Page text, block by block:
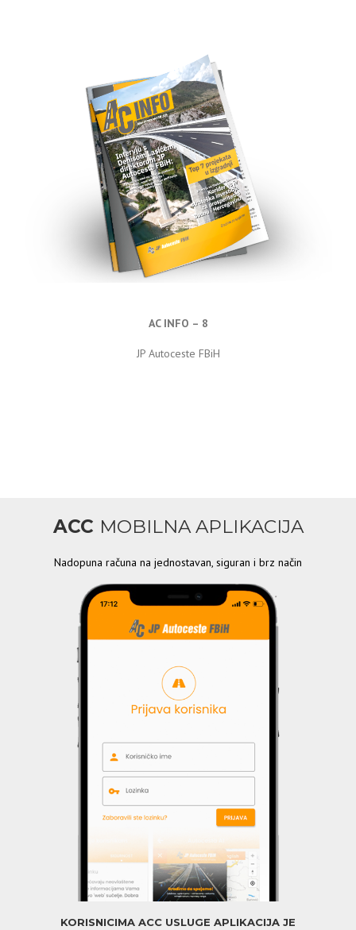
AC INFO – 8
JP Autoceste FBiH
ACC MOBILNA APLIKACIJA
Nadopuna računa na jednostavan, siguran i brz način
KORISNICIMA ACC USLUGE APLIKACIJA JE